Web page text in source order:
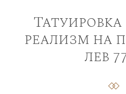
реализм на
лев